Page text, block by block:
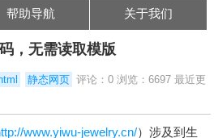
帮助导航 关于我们
，无需读取模版
html 静态网页 评论：0 浏览：6697 最近更
www.yiwu-jewelry.cn/）涉及到生